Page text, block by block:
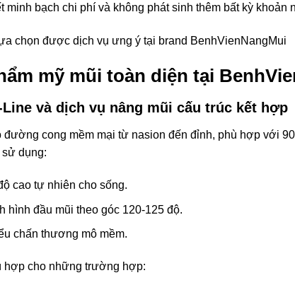
minh bạch chi phí và không phát sinh thêm bất kỳ khoản
mỹ mũi toàn diện tại
và dịch vụ nâng mũi cấu trúc kết hợp
đường cong mềm mại từ nasion đến đỉnh, phù hợp với
sử dụng:
cao tự nhiên cho sống.
hình đầu mũi theo góc 120-125 độ.
chấn thương mô mềm.
hợp cho những trường hợp: